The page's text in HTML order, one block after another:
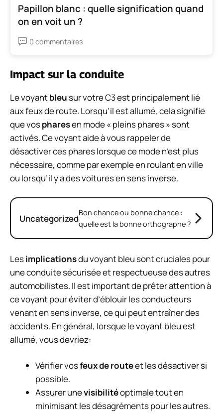
Papillon blanc : quelle signification quand
on en voit un ?
0 commentaires
Impact sur la conduite
Le voyantbleusur votre C3 est principalement lié
aux feux de route. Lorsqu’il est allumé, cela signifie
que vospharesen mode « pleins phares » sont
activés. Ce voyant aide à vous rappeler de
désactiver ces phares lorsque ce mode n’est plus
nécessaire, comme par exemple en roulant en ville
ou lorsqu’il y a des voitures en sens inverse.
UncategorizedBon chance ou bonne chance :
quelle est la bonne orthographe ?
Lesimplicationsdu voyant bleu sont cruciales pour
une conduite sécurisée et respectueuse des autres
automobilistes. Il est important de prêter attention à
ce voyant pour éviter d’éblouir les conducteurs
venant en sens inverse, ce qui peut entraîner des
accidents. En général, lorsque le voyant bleu est
allumé, vous devriez:
Vérifier vosfeux de routeet les désactiver si
possible.
Assurer unevisibilitéoptimale tout en
minimisant les désagréments pour les autres.